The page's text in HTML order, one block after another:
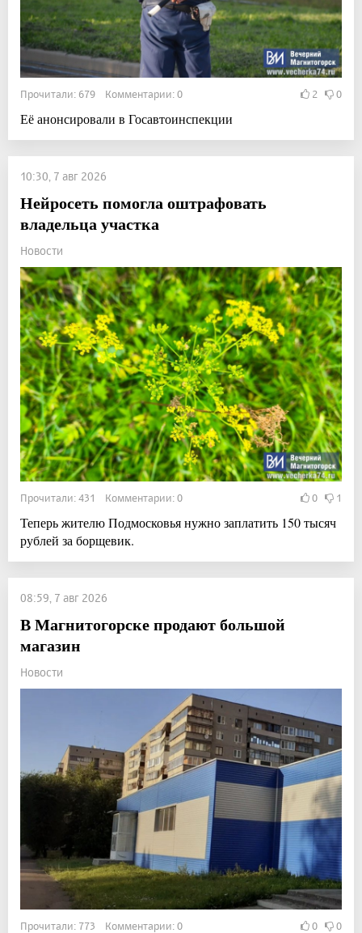
Прочитали: 679 Комментарии: 0 2 0
Её анонсировали в Госавтоинспекции
10:30, 7 авг 2026
Нейросеть помогла оштрафовать
владельца участка
Новости
Прочитали: 431 Комментарии: 0 0 1
Теперь жителю Подмосковья нужно заплатить 150 тысяч
рублей за борщевик.
08:59, 7 авг 2026
В Магнитогорске продают большой
магазин
Новости
Прочитали: 773 Комментарии: 0 0 0